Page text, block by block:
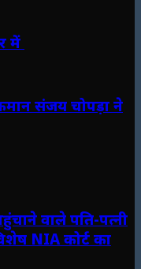
में
संजय चोपड़ा ने
वाले पति-पत्नी
NIA कोर्ट का